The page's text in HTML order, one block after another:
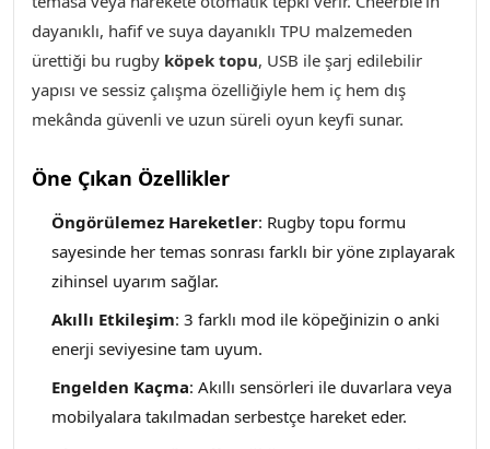
dayanıklı, hafif ve suya dayanıklı TPU malzemeden
ürettiği bu rugby köpek topu, USB ile şarj edilebilir
yapısı ve sessiz çalışma özelliğiyle hem iç hem dış
mekânda güvenli ve uzun süreli oyun keyfi sunar.
Öne Çıkan Özellikler
Öngörülemez Hareketler: Rugby topu formu
sayesinde her temas sonrası farklı bir yöne zıplayarak
zihinsel uyarım sağlar.
Akıllı Etkileşim: 3 farklı mod ile köpeğinizin o anki
enerji seviyesine tam uyum.
Engelden Kaçma: Akıllı sensörleri ile duvarlara veya
mobilyalara takılmadan serbestçe hareket eder.